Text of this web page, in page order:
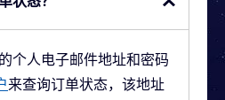
个人电子邮件地址和密码
来查询订单状态，该地址